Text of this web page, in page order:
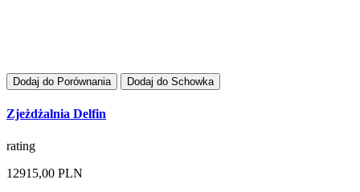
Dodaj do Porównania Dodaj do Schowka
Zjeżdżalnia Delfin
rating
12915,00 PLN